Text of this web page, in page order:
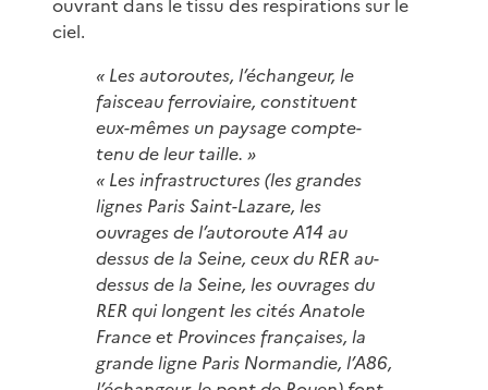
ouvrant dans le tissu des respirations sur le
ciel.
« Les autoroutes, l’échangeur, le
faisceau ferroviaire, constituent
eux-mêmes un paysage compte-
tenu de leur taille. »
« Les infrastructures (les grandes
lignes Paris Saint-Lazare, les
ouvrages de l’autoroute A14 au
dessus de la Seine, ceux du RER au-
dessus de la Seine, les ouvrages du
RER qui longent les cités Anatole
France et Provinces françaises, la
grande ligne Paris Normandie, l’A86,